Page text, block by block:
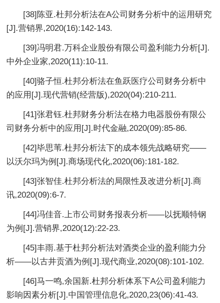
[38]陈亚.杜邦分析法在A公司财务分析中的运用研究
[J].营销界,2020(16):142-143.
[39]冯明君.万科企业股份有限公司盈利能力分析[J].
中外企业家,2020(11):10-11.
[40]骆子恒.杜邦分析法在鱼跃医疗公司财务分析中
的应用[J].现代营销(经营版),2020(04):210-211.
[41]张君钰.杜邦财务分析法在格力电器股份有限公
司财务分析中的应用[J].时代金融,2020(09):85-86.
[42]毕思苇.杜邦分析法下的成本领先战略研究——
以沃尔玛为例[J].商场现代化,2020(06):181-182.
[43]张智佳.杜邦分析法的局限性及改进分析[J].商
讯,2020(09):6-7.
[44]冯佳音.上市公司财务报表分析——以抚顺特钢
为例[J].营销界,2020(12):22-23.
[45]丰雨.基于杜邦分析法对酒类企业的盈利能力分
析——以古井贡酒为例[J].现代商业,2020(08):101-102.
[46]马一鸣,余国新.杜邦分析体系下A公司盈利能力
影响因素分析[J].中国管理信息化,2020,23(06):41-43.